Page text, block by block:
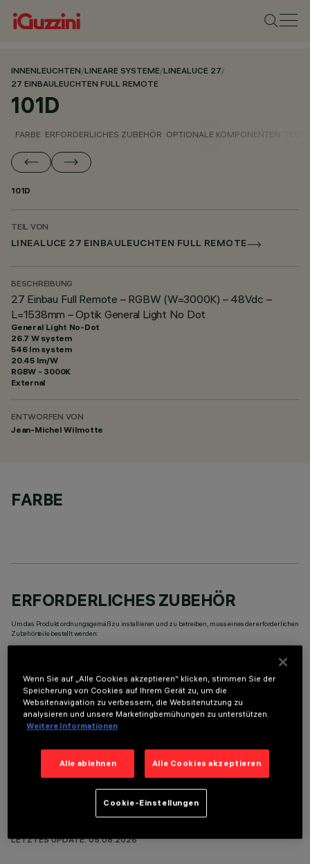
INNENLEUCHTEN/LINEARE SYSTEME/LINEALUCE 27/
27 EINBAULEUCHTEN FULL REMOTE
101D
FARBE ERFORDERLICHES ZUBEHÖR OPTIONALE KOMPONENTEN
101D
TEIL VON
LINEALUCE 27 EINBAULEUCHTEN FULL REMOTE
BESCHREIBUNG
27 Einbau Full Remote – RGBW (W=3000K) – 48Vdc –
L=1538mm – Optik General Light No Dot
General Light No-Dot
26.7 W system
546 lm system
20.45 lm/W
RGBW - 3000K
External
ENTWORFEN VON
Jean-Michel Wilmotte
FARBE
ERFORDERLICHES ZUBEHÖR
Um das Produkt ordnungsgemäß zu installieren und zu betreiben, muss eines der erforderlichen
Zubehörteile bestellt werden:
OPTIONALE KOMPONENTEN
TECHNISCHE DATEN
LETZTES UPDATE: 05.08.2026
Wenn Sie auf „Alle Cookies akzeptieren“ klicken, stimmen Sie der
Speicherung von Cookies auf Ihrem Gerät zu, um die
Websitenavigation zu verbessern, die Websitenutzung zu
analysieren und unsere Marketingbemühungen zu unterstützen.
Weitere Informationen
Alle ablehnen Alle Cookies akzeptieren
Cookie-Einstellungen